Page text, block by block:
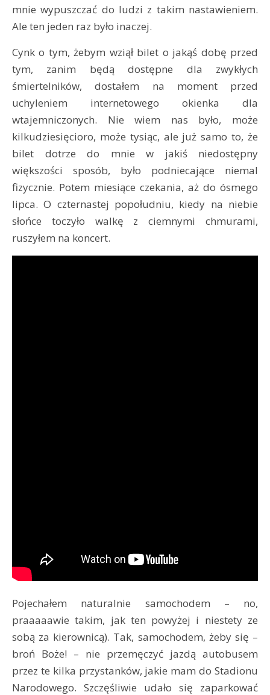
mnie wypuszczać do ludzi z takim nastawieniem.
Ale ten jeden raz było inaczej.
Cynk o tym, żebym wziął bilet o jakąś dobę przed
tym, zanim będą dostępne dla zwykłych
śmiertelników, dostałem na moment przed
uchyleniem internetowego okienka dla
wtajemniczonych. Nie wiem nas było, może
kilkudziesięcioro, może tysiąc, ale już samo to, że
bilet dotrze do mnie w jakiś niedostępny
większości sposób, było podniecające niemal
fizycznie. Potem miesiące czekania, aż do ósmego
lipca. O czternastej popołudniu, kiedy na niebie
słońce toczyło walkę z ciemnymi chmurami,
ruszyłem na koncert.
Pojechałem naturalnie samochodem – no,
praaaaawie takim, jak ten powyżej i niestety ze
sobą za kierownicą). Tak, samochodem, żeby się –
broń Boże! – nie przemęczyć jazdą autobusem
przez te kilka przystanków, jakie mam do Stadionu
Narodowego. Szczęśliwie udało się zaparkować